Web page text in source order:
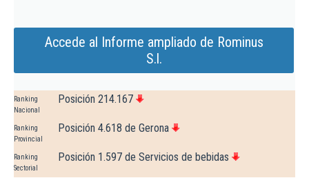
Accede al Informe ampliado de Rominus
S.l.
Ranking
Nacional
Posición 214.167
Ranking
Provincial
Posición 4.618 de Gerona
Ranking
Sectorial
Posición 1.597 de Servicios de bebidas